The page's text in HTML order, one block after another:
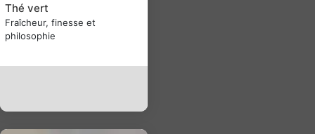
Thé vert
Fraîcheur, finesse et
philosophie